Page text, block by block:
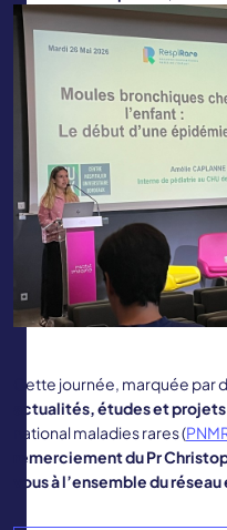
Cette journée, marquée par
actualités, études et
national maladies rares (
remerciement du Pr
vous à l’ensemble du